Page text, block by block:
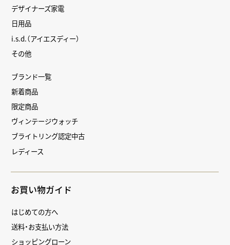
デザイナーズ家電
日用品
i.s.d.（アイエスディー）
その他
ブランド一覧
新着商品
限定商品
ヴィンテージウォッチ
ブライトリング認定中古
レディース
お買い物ガイド
はじめての方へ
送料・お支払い方法
ショッピングローン